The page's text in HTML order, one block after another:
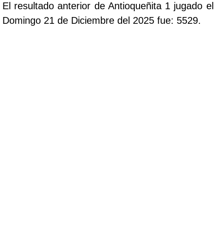
El resultado anterior de Antioqueñita 1 jugado el
Domingo 21 de Diciembre del 2025 fue: 5529.